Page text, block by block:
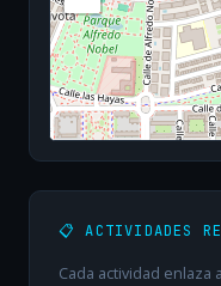
📋 ACTIVIDADES
Cada actividad enlaza